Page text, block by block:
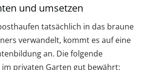
und umsetzen
tatsächlich in das braune
verwandelt, kommt es auf eine
an. Die folgende
im privaten Garten gut bewährt: